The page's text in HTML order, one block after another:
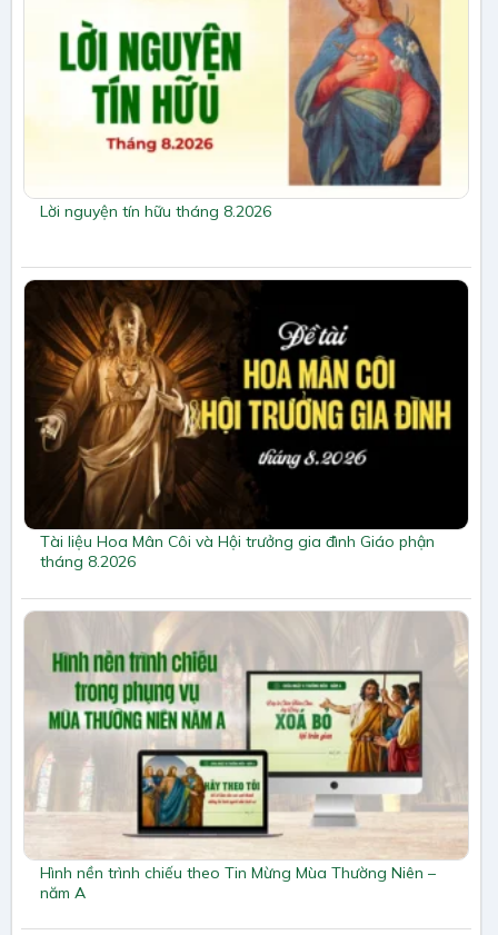
Lời nguyện tín hữu tháng 8.2026
Tài liệu Hoa Mân Côi và Hội trưởng gia đình Giáo phận
tháng 8.2026
Hình nền trình chiếu theo Tin Mừng Mùa Thường Niên –
năm A